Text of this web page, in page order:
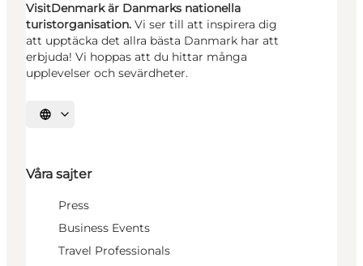
VisitDenmark är Danmarks nationella
turistorganisation. Vi ser till att inspirera dig
att upptäcka det allra bästa Danmark har att
erbjuda! Vi hoppas att du hittar många
upplevelser och sevärdheter.
Välj språk
Våra sajter
Press
Business Events
Travel Professionals